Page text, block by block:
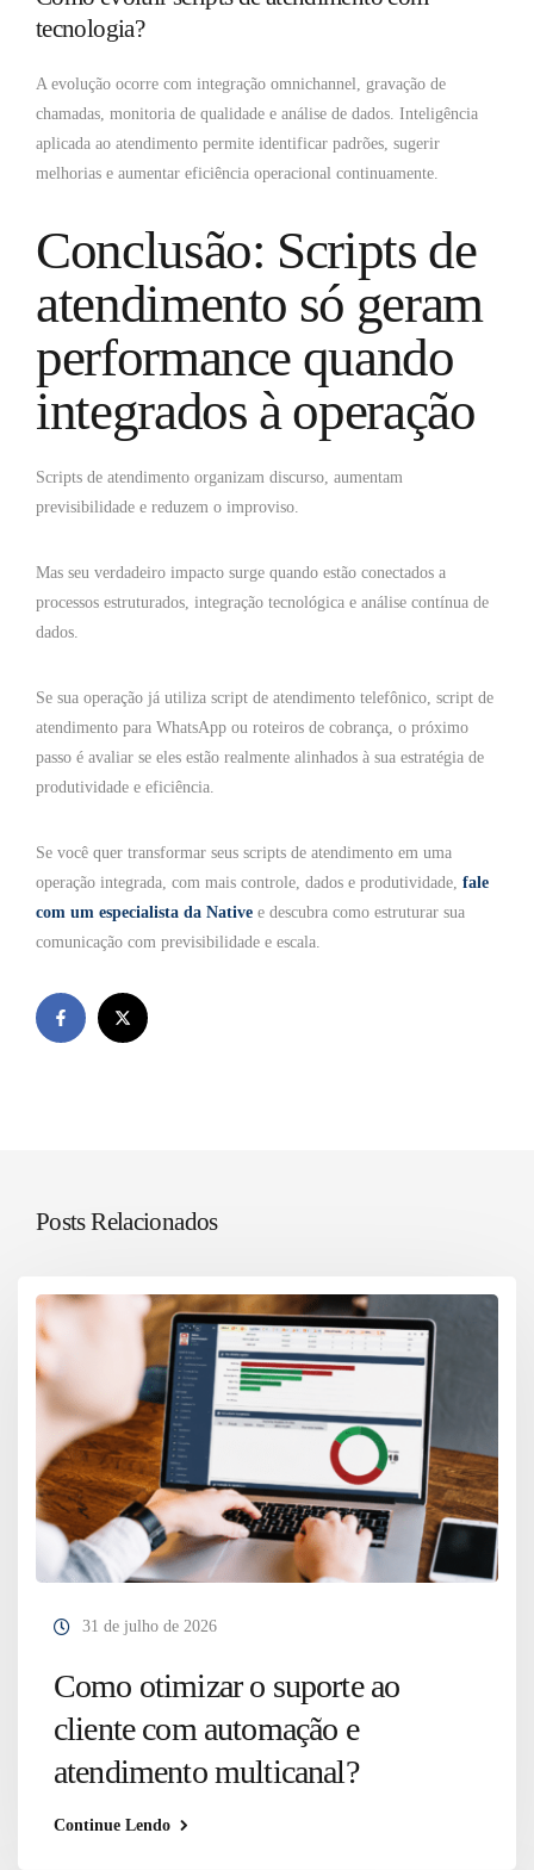
tecnologia?
A evolução ocorre com integração omnichannel, gravação de
chamadas, monitoria de qualidade e análise de dados. Inteligência
aplicada ao atendimento permite identificar padrões, sugerir
melhorias e aumentar eficiência operacional continuamente.
Conclusão: Scripts de
atendimento só geram
performance quando
integrados à operação
Scripts de atendimento organizam discurso, aumentam
previsibilidade e reduzem o improviso.
Mas seu verdadeiro impacto surge quando estão conectados a
processos estruturados, integração tecnológica e análise contínua de
dados.
Se sua operação já utiliza script de atendimento telefônico, script de
atendimento para WhatsApp ou roteiros de cobrança, o próximo
passo é avaliar se eles estão realmente alinhados à sua estratégia de
produtividade e eficiência.
Se você quer transformar seus scripts de atendimento em uma
operação integrada, com mais controle, dados e produtividade, fale
com um especialista da Native e descubra como estruturar sua
comunicação com previsibilidade e escala.
Posts Relacionados
31 de julho de 2026
Como otimizar o suporte ao
cliente com automação e
atendimento multicanal?
Continue Lendo